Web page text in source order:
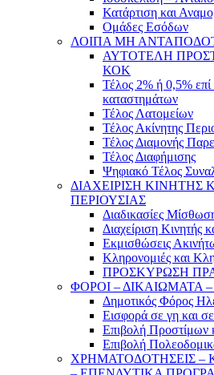
Κατάρτιση και
Ομάδες Εσόδων
ΛΟΙΠΑ ΜΗ
ΑΥΤΟΤΕΛΗ
ΚΟΚ
Τέλος 2% ή 0,5%
καταστημάτων
Τέλος Λατομείων
Τέλος Ακίνητης
Τέλος Διαμονής
Τέλος Διαφήμισης
Ψηφιακό Τέλος
ΔΙΑΧΕΙΡΙΣΗ ΚΙΝΗΤΗΣ
ΠΕΡΙΟΥΣΙΑΣ
Διαδικασίες
Διαχείριση Κινητής
Εκμισθώσεις
Κληρονομιές και
ΠΡΟΣΚΥΡΩΣΗ
ΦΟΡΟΙ – ΔΙΚΑΙΩΜΑΤΑ
Δημοτικός Φόρος
Εισφορά σε γη και
Επιβολή Προστίμων
Επιβολή
ΧΡΗΜΑΤΟΔΟΤΗΣΕΙΣ –